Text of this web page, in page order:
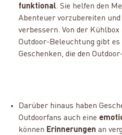
funktional. Sie helfen den
Abenteuer vorzubereiten
verbessern. Von der
Outdoor-Beleuchtung gibt es
Geschenken, die den
Darüber hinaus haben
Outdoorfans auch eine
können Erinnerungen an